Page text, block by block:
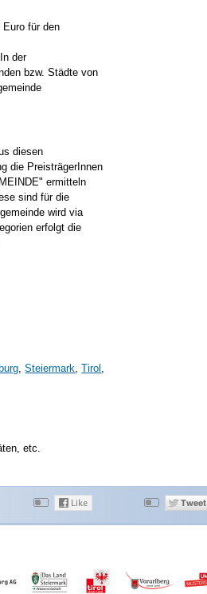
für den
der
bzw. Städte von
diesen
die PreisträgerInnen
ermitteln
sind für die
wird via
erfolgt die
,Steiermark,Tirol ,
etc.